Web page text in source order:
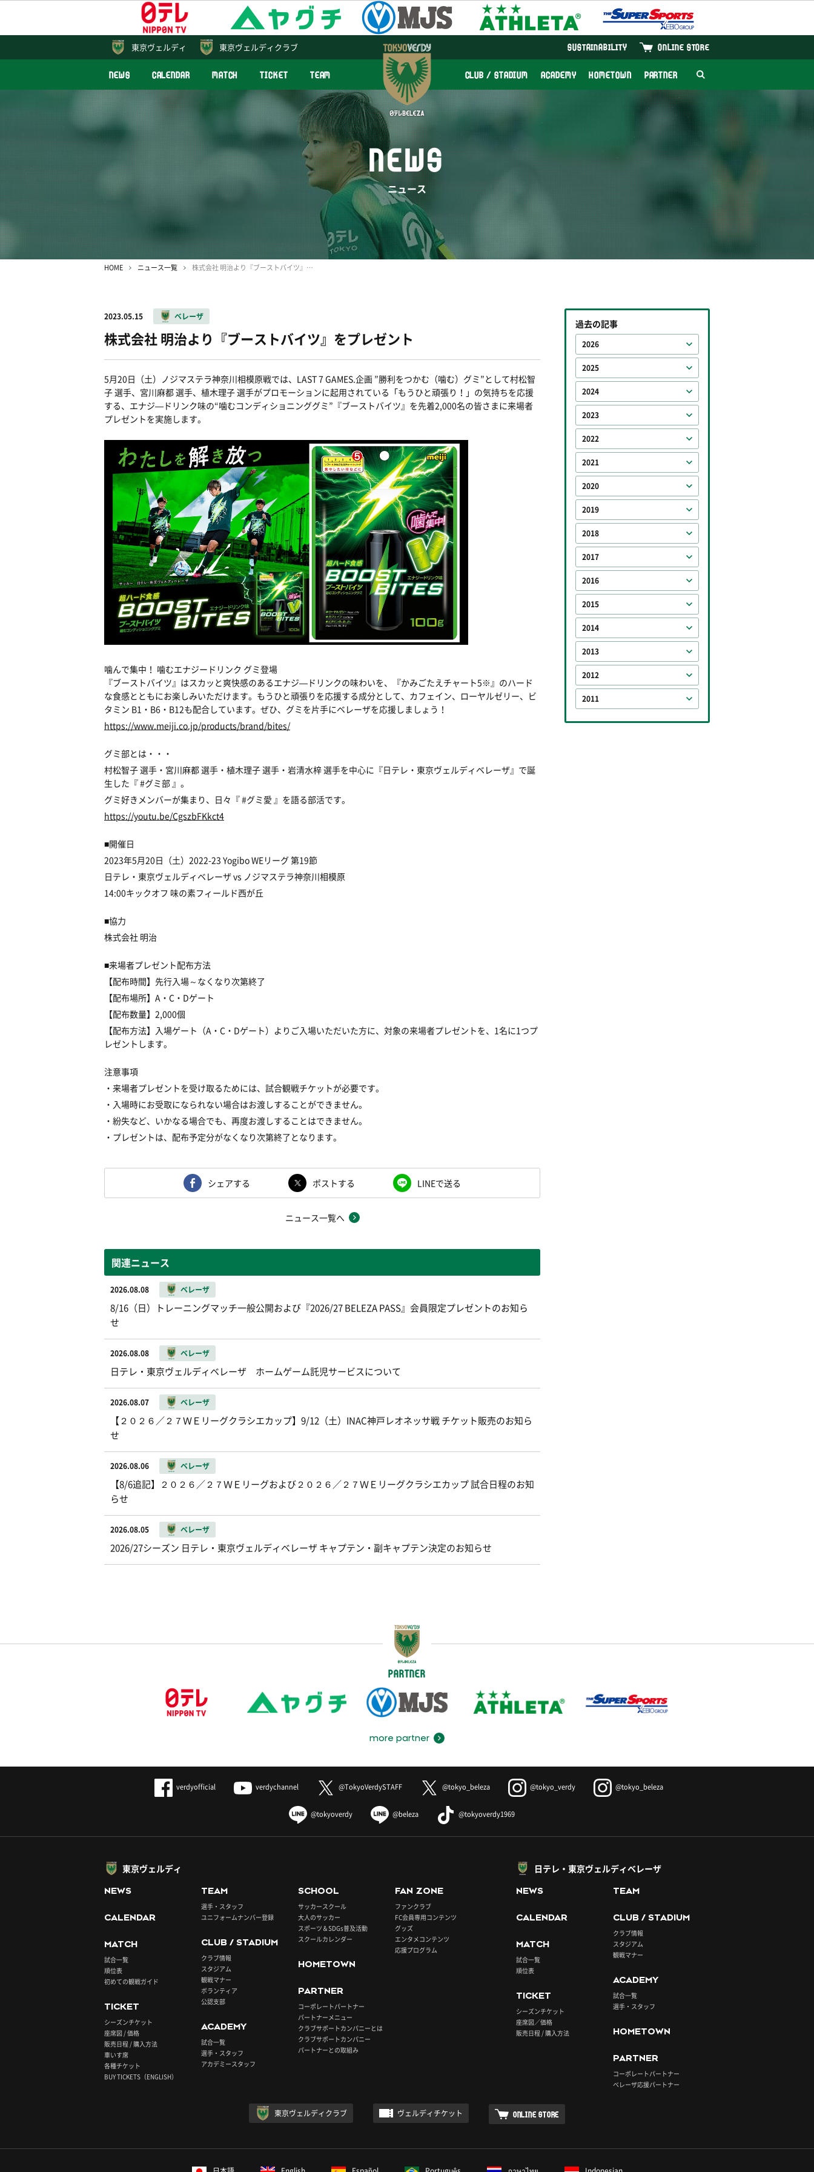
東京ヴェルディクラブ ONLINE STORE
SUSTAINABILITY
NEWS CALENDAR MATCH TICKET TEAM CLUB / STADIUM ACADEMY HOMETOWN PARTNER
東京ヴェルディ
NEWS
ニュース
HOME ニュース一覧 株式会社 明治より『ブーストバイツ』をプレゼント
2023.05.15 ベレーザ
株式会社 明治より『ブーストバイツ』をプレゼント
5月20日（土）ノジマステラ神奈川相模原戦では、 LAST 7 GAMES.企画 ”勝利をつかむ（噛む）グミ”として村松智
子 選手、宮川麻都 選手、植木理子 選手がプロモーションに起用されている 「もうひと頑張り！」の気持ちを応援
する、エナジ―ドリンク味の“噛むコンディショニンググミ”『ブーストバイツ』を先着2,000名の皆さまに来場者
プレゼントを実施します。
噛んで集中！ 噛むエナジードリンク グミ登場
『ブーストバイツ』はスカッと爽快感のあるエナジ―ドリンクの味わいを、『かみごたえチャート5※』のハード
な食感とともにお楽しみいただけます。もうひと頑張りを応援する成分として、カフェイン、ローヤルゼリー、ビ
タミン B1・B6・B12も配合しています。ぜひ、グミを片手にベレーザを応援しましょう！
https://www.meiji.co.jp/products/brand/bites/
グミ部とは・・・
村松智子 選手 ・ 宮川麻都 選手 ・ 植木理子 選手・ 岩清水梓選手を中心に『日テレ・東京ヴェルディベレーザ』で誕
生した『 #グミ部 』。
グミ好きメンバーが集まり、日々『 #グミ愛 』を語る部活です。
https://youtu.be/CgszbFKkct4
■開催日
2023年5月20日（土）2022-23 Yogibo WEリーグ 第19節
日テレ・東京ヴェルディベレーザ vs ノジマステラ神奈川相模原
14:00キックオフ 味の素フィールド西が丘
■協力
株式会社 明治
■来場者プレゼント配布方法
【配布時間】先行入場～なくなり次第終了
【配布場所】A・C・Dゲート
【配布数量】 2,000個
【配布方法】入場ゲート（A・C・Dゲート）よりご入場いただいた方に、対象の来場者プレゼントを、1名に1つプ
レゼントします。
注意事項
・来場者プレゼントを受け取るためには、試合観戦チケットが必要です。
・入場時にお受取になられない場合はお渡しすることができません。
・紛失など、いかなる場合でも、再度お渡しすることはできません。
・プレゼントは、配布予定分がなくなり次第終了となります。
シェアする ポストする LINEで送る
ニュース一覧へ
関連ニュース
2026.08.08 ベレーザ
8/16（日）トレーニングマッチ一般公開および『2026/27 BELEZA PASS』会員限定プレゼントのお知ら
せ
2026.08.08 ベレーザ
日テレ・東京ヴェルディベレーザ ホームゲーム託児サービスについて
2026.08.07 ベレーザ
【２０２６／２７ＷＥリーグクラシエカップ】9/12（土）INAC神戸レオネッサ戦 チケット販売のお知ら
せ
2026.08.06 ベレーザ
【8/6追記】２０２６／２７ＷＥリーグおよび２０２６／２７ＷＥリーグクラシエカップ 試合日程のお知
らせ
2026.08.05 ベレーザ
2026/27シーズン 日テレ・東京ヴェルディベレーザ キャプテン・副キャプテン決定のお知らせ
過去の記事
2026
2025
2024
2023
2022
2021
2020
2019
2018
2017
2016
2015
2014
2013
2012
2011
PARTNER
more partner
verdyofficial verdychannel @TokyoVerdySTAFF @tokyo_beleza @tokyo_verdy @tokyo_beleza
@tokyoverdy @beleza @tokyoverdy1969
東京ヴェルディ
NEWS
CALENDAR
MATCH
試合一覧
順位表
初めての観戦ガイド
TICKET
シーズンチケット
座席図 / 価格
販売日程 / 購入方法
車いす席
各種チケット
BUY TICKETS（ENGLISH）
TEAM
選手・スタッフ
ユニフォームナンバー登録
CLUB / STADIUM
クラブ情報
スタジアム
観戦マナー
ボランティア
公認支部
ACADEMY
試合一覧
選手・スタッフ
アカデミースタッフ
SCHOOL
サッカースクール
大人のサッカー
スポーツ＆SDGs普及活動
スクールカレンダー
HOMETOWN
PARTNER
コーポレートパートナー
パートナーメニュー
クラブサポートカンパニーとは
クラブサポートカンパニー
パートナーとの取組み
FAN ZONE
ファンクラブ
FC会員専用コンテンツ
グッズ
エンタメコンテンツ
応援プログラム
日テレ・東京ヴェルディベレーザ
NEWS
CALENDAR
MATCH
試合一覧
順位表
TICKET
シーズンチケット
座席図／価格
販売日程 / 購入方法
TEAM
CLUB / STADIUM
クラブ情報
スタジアム
観戦マナー
ACADEMY
試合一覧
選手・スタッフ
HOMETOWN
PARTNER
コーポレートパートナー
ベレーザ応援パートナー
東京ヴェルディクラブ ヴェルディチケット ONLINE STORE